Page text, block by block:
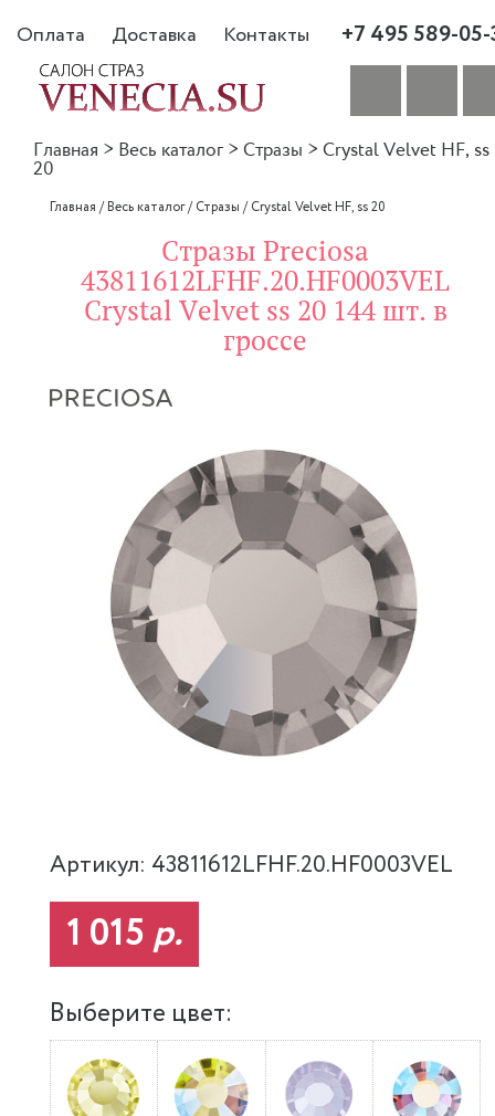
Оплата Доставка Контакты +7 495 589-
Главная > Весь каталог > Стразы > Crystal Velvet HF, ss
20
Главная /Весь каталог/Стразы /Crystal Velvet HF, ss 20
Стразы Preciosa
43811612LFHF.20.HF0003VEL
Crystal Velvet ss 20 144 шт. в
гроссе
Артикул: 43811612LFHF.20.HF0003VEL
1 015 р.
Выберите цвет: